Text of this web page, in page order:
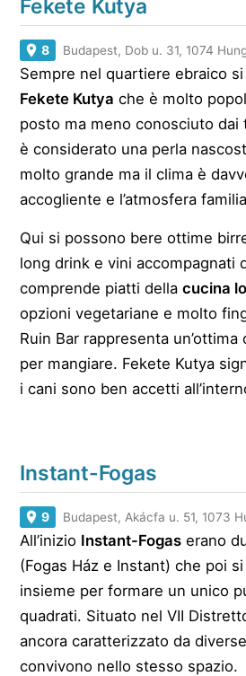
Fekete Kutya
8 Budapest, Dob u. 31, 1074
Sempre nel quartiere ebraico
Fekete Kutya che è molto
posto ma meno conosciuto
è considerato una perla
molto grande ma il clima è
accogliente e l’atmosfera
Qui si possono bere ottime
long drink e vini accompagnati
comprende piatti dellacucina
opzioni vegetariane e molto
Ruin Bar rappresenta
per mangiare. Fekete Kutya
i cani sono ben accetti
Instant-Fogas
9 Budapest, Akácfa u. 51, 1073
All’inizio Instant-Fogas erano
(Fogas Ház e Instant) che poi
insieme per formare un unico
quadrati. Situato nel VII
ancora caratterizzato da
convivono nello stesso spazio.